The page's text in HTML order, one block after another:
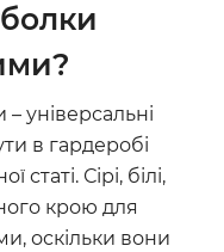
універсальні
в гардеробі
Сірі, білі,
крою для
оскільки вони